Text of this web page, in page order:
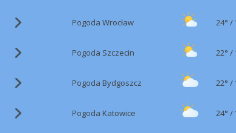
Pogoda Wrocław 24° /
Pogoda Szczecin 22° /
Pogoda Bydgoszcz 22° /
Pogoda Katowice 24° /